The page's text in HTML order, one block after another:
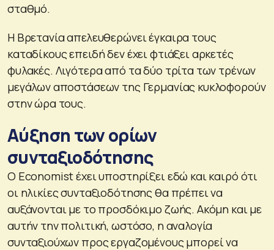
σταθμό.
Η Βρετανία απελευθερώνει έγκαιρα τους
καταδίκους επειδή δεν έχει φτιάξει αρκετές
φυλακές. Λιγότερα από τα δύο τρίτα των τρένων
μεγάλων αποστάσεων της Γερμανίας κυκλοφορούν
στην ώρα τους.
Αύξηση των ορίων
συνταξιοδότησης
Ο Economist έχει υποστηρίξει εδώ και καιρό ότι
οι ηλικίες συνταξιοδότησης θα πρέπει να
αυξάνονται με το προσδόκιμο ζωής. Ακόμη και με
αυτήν την πολιτική, ωστόσο, η αναλογία
συνταξιούχων προς εργαζομένους μπορεί να